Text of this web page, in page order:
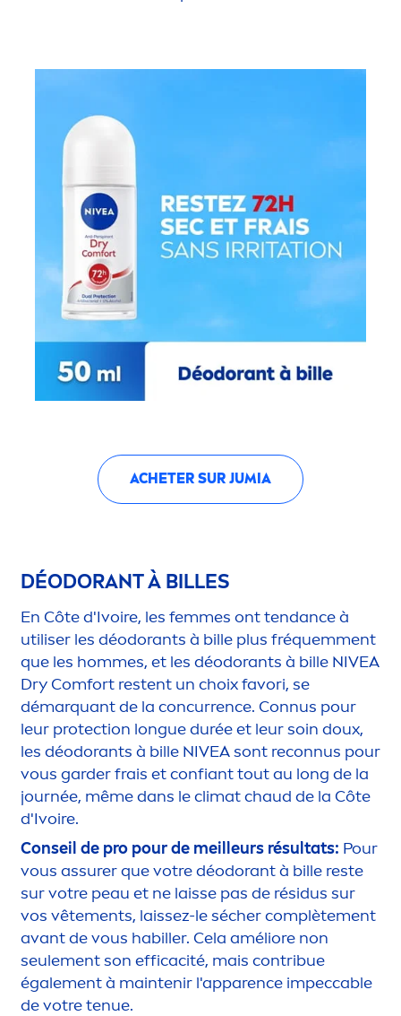
ACHETER SUR JUMIA
DÉODORANT À BILLES
En Côte d'Ivoire, les femmes ont tendance à
utiliser les déodorants à bille plus fréquemment
que les hommes, et les déodorants à bille NIVEA
Dry Comfort restent un choix favori, se
démarquant de la concurrence. Connus pour
leur protection longue durée et leur soin doux,
les déodorants à bille NIVEAsont reconnus pour
vous garder frais et confiant tout au long de la
journée, même dans le climat chaud de la Côte
d'Ivoire.
Conseil de pro pour de meilleurs résultats: Pour
vous assurer que votre déodorant à bille reste
sur votre peau et ne laisse pas de résidus sur
vos vêtements, laissez-le sécher complètement
avant de vous habiller. Cela améliore non
seulement son efficacité, mais contribue
également à maintenir l'apparence impeccable
de votre tenue.